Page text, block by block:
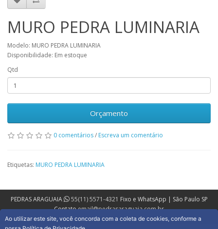
MURO PEDRA LUMINARIA
Modelo: MURO PEDRA LUMINARIA
Disponibilidade: Em estoque
Qtd
Orçamento
0 comentários/ Escreva um comentário
Etiquetas: MURO PEDRA LUMINARIA
PEDRAS ARAGUAIA 55(11) 5571-4321 Fixo e WhatsApp | São Paulo SP
Contatoemail@pedrasaraguaia.com.br
Ao utilizar este site, você concorda com a coleta de cookies, conforme a